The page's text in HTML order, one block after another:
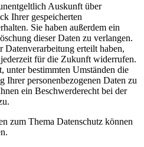
Auskunft über
Ihrer gespeicherten
Sie haben außerdem ein
dieser Daten zu verlangen.
erteilt haben,
für die Zukunft widerrufen.
unter bestimmten Umständen die
Ihrer personenbezogenen Daten zu
ein Beschwerderecht bei der
zum Thema Datenschutz können